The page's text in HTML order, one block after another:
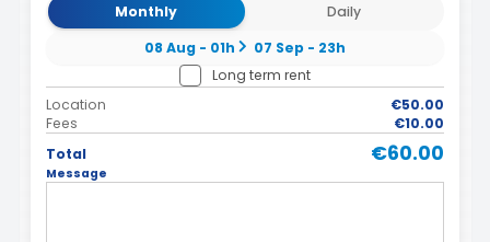
Monthly
Daily
08 Aug - 01h
07 Sep - 23h
Long term rent
Location
€50.00
Fees
€10.00
Total
€60.00
Message